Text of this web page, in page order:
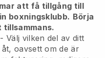
att få tillgång till
boxningsklubb. Börja
- Välj vilken del av ditt
oavsett om de är